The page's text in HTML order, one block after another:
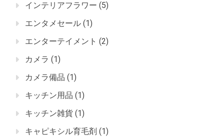
インテリアフラワー (5)
エンタメセール (1)
エンターテイメント (2)
カメラ (1)
カメラ備品 (1)
キッチン用品 (1)
キッチン雑貨 (1)
キャピキシル育毛剤 (1)